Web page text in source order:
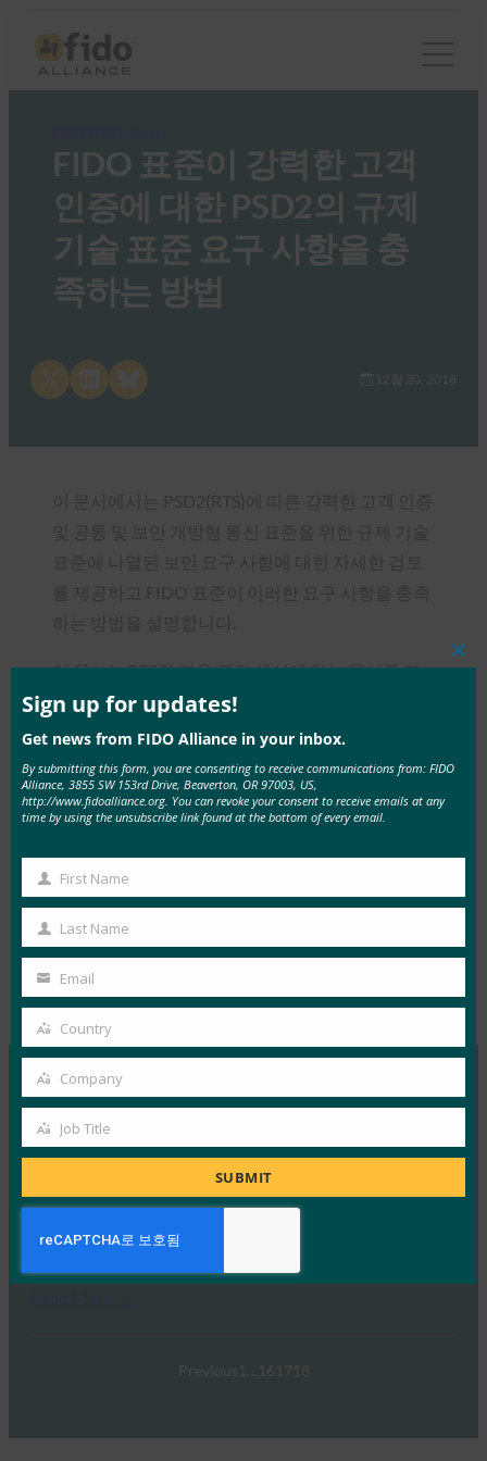
FIDO 표준이 강력한 고객
인증에 대한 PSD2의 규제
기술 표준 요구 사항을 충
족하는 방법
Share on LinkedInShare on Bluesky 12월 20, 2018
이 문서는 RTS의 다음 관련 섹션에 있는 문서를 분
석합니다.
[RTS Chapter I] 일반 조항
[RTS Chapter II] 강력한 고객 인증 적용을 위
한 보안 조치
자격 증명에 대한 기밀성 및 무결성
Tags:PSD2 시리즈, 백서 Type:FIDO White Papers
MOREFIDO WHITE PAPERS
백서: FIDO 표준을 활용하여 미국 정부 기관의 PKI 보
안 모델 확장
3월 1, 2017
Previous 1 16 17 18
Sign up for updates!
Get news from FIDO Alliance in your inbox.
By submitting this form, you are consenting to receive communications from: FIDO
Alliance, 3855 SW 153rd Drive, Beaverton, OR 97003, US,
http://www.fidoalliance.org. You can revoke your consent to receive emails at any
time by using the unsubscribe link found at the bottom of every email.
First
Name
First Name
Last
Name
Last Name
email
Email
Country
Country
Company
Company
Job
Job Title
SUBMIT